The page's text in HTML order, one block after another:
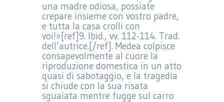
una madre odiosa, possiate
crepare insieme con vostro padre,
e tutta la casa crolli con
voi!»[ref]9. Ibid., vv. 112-114. Trad.
dell’autrice.[/ref]. Medea colpisce
consapevolmente al cuore la
riproduzione domestica in un atto
quasi di sabotaggio, e la tragedia
si chiude con la sua risata
sguaiata mentre fugge sul carro